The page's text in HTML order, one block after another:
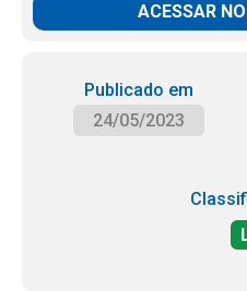
ACESSAR
Publicado em
24/05/2023